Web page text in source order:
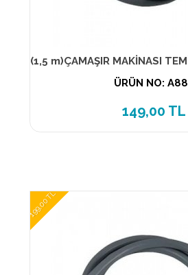
ÜRÜN NO: A88
149,00 TL
199,00 TL